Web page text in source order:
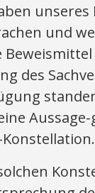
unseres
und
des